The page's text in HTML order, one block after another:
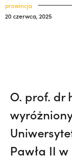
klasztory
święci
polskich
wiedziała,
prowincja
20 czerwca, 2025
O. prof. dr
Pawła II